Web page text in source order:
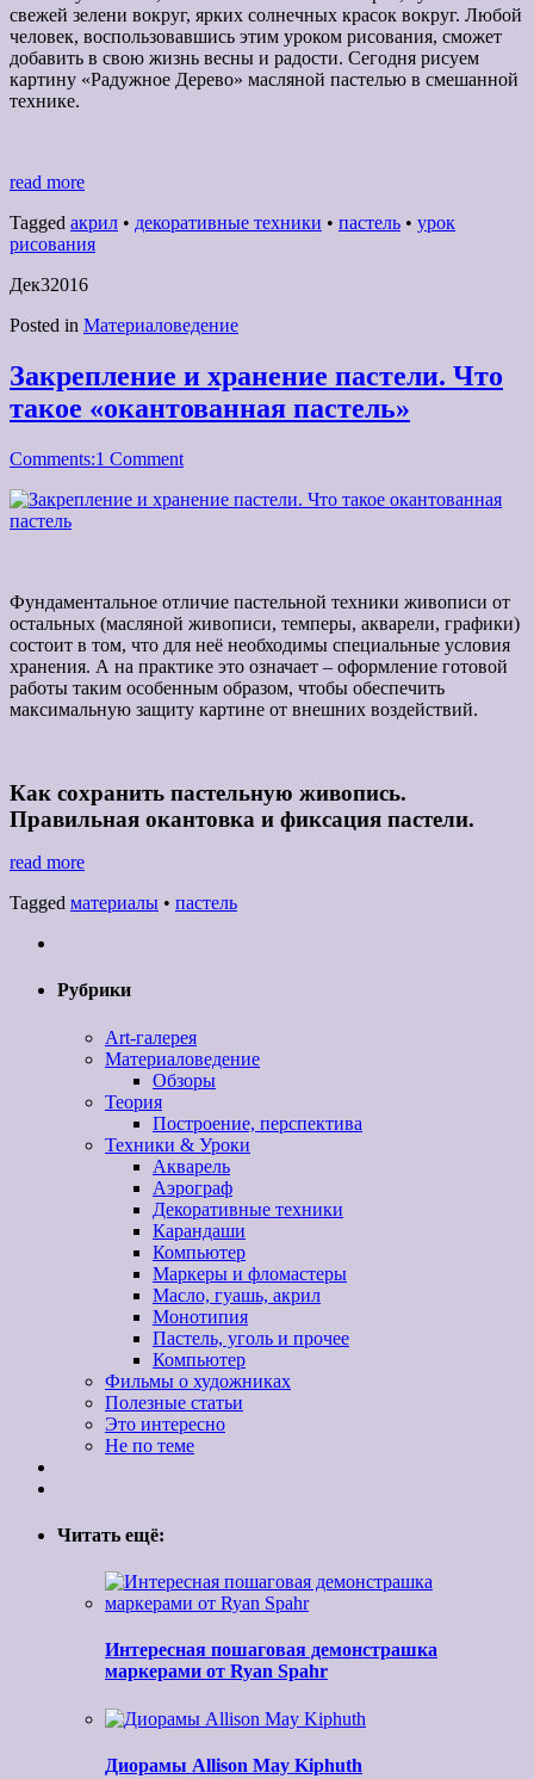
свежей зелени вокруг, ярких солнечных красок вокруг. Любой
человек, воспользовавшись этим уроком рисования, сможет
добавить в свою жизнь весны и радости. Сегодня рисуем
картину «Радужное Дерево» масляной пастелью в смешанной
технике.
read more
Tagged акрил • декоративные техники • пастель • урок
рисования
Дек32016
Posted in Материаловедение
Закрепление и хранение пастели. Что
такое «окантованная пастель»
Comments:1 Comment
Фундаментальное отличие пастельной техники живописи от
остальных (масляной живописи, темперы, акварели, графики)
состоит в том, что для неё необходимы специальные условия
хранения. А на практике это означает – оформление готовой
работы таким особенным образом, чтобы обеспечить
максимальную защиту картине от внешних воздействий.
Как сохранить пастельную живопись.
Правильная окантовка и фиксация пастели.
read more
Tagged материалы • пастель
Рубрики
Art-галерея
Материаловедение
Обзоры
Теория
Построение, перспектива
Техники & Уроки
Акварель
Аэрограф
Декоративные техники
Карандаши
Компьютер
Маркеры и фломастеры
Масло, гуашь, акрил
Монотипия
Пастель, уголь и прочее
Компьютер
Фильмы о художниках
Полезные статьи
Это интересно
Не по теме
Читать ещё:
Интересная пошаговая демонстрашка
маркерами от Ryan Spahr
Диорамы Allison May Kiphuth